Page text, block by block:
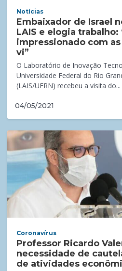
Notícias
Embaixador de Israel
LAIS e elogia
impressionado com
vi”
O Laboratório de Inovação
Universidade Federal do Rio
(LAIS/UFRN) recebeu a visita do...
04/05/2021
Coronavírus
Professor Ricardo
necessidade de
de atividades